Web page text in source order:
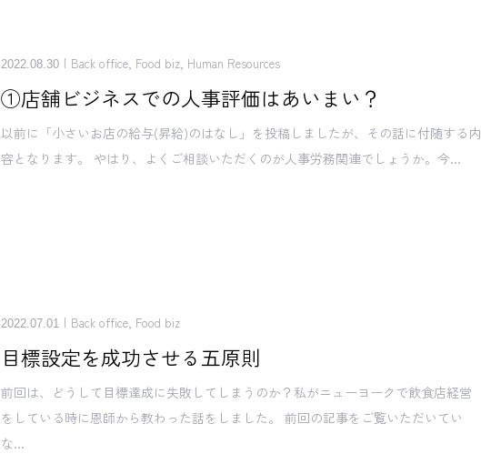
2022.08.30 Back office, Food biz, Human Resources
①店舗ビジネスでの人事評価はあいまい？
以前に「小さいお店の給与(昇給)のはなし」を投稿しましたが、その話に付随する内
容となります。 やはり、よくご相談いただくのが人事労務関連でしょうか。今...
2022.07.01 Back office, Food biz
目標設定を成功させる五原則
前回は、どうして目標達成に失敗してしまうのか？私がニューヨークで飲食店経営
をしている時に恩師から教わった話をしました。 前回の記事をご覧いただいてい
な...